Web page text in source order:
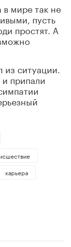
в мире так не
пусть
простят. А
ситуации.
припали
карьера